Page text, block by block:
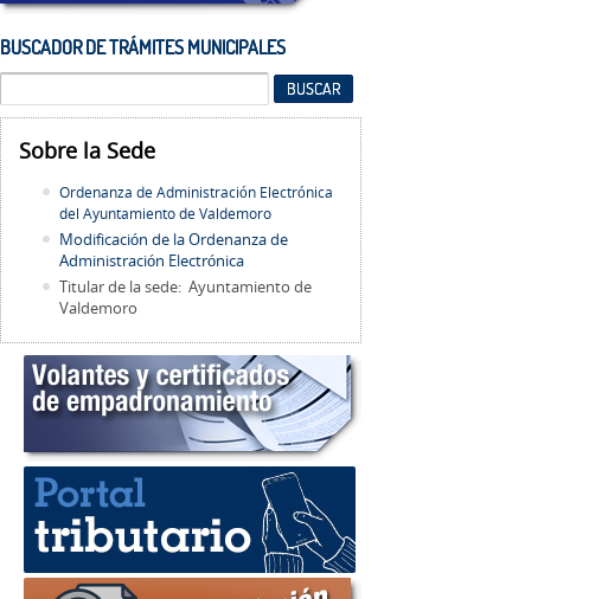
BUSCADOR DE TRÁMITES MUNICIPALES
Sobre la Sede
Ordenanza de Administración Electrónica
del Ayuntamiento de Valdemoro
Modificación de la Ordenanza de
Administración Electrónica
Titular de la sede: Ayuntamiento de
Valdemoro